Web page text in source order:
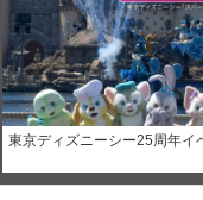
東京ディズニーシー25周年イ